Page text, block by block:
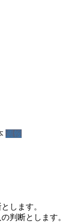
週報
します。
判断とします。